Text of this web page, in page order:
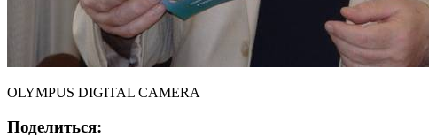
OLYMPUS DIGITAL CAMERA
Поделиться: